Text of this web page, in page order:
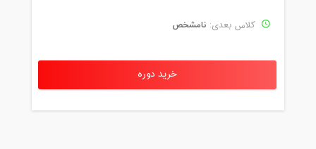
کلاس بعدی: نامشخص
خرید دوره